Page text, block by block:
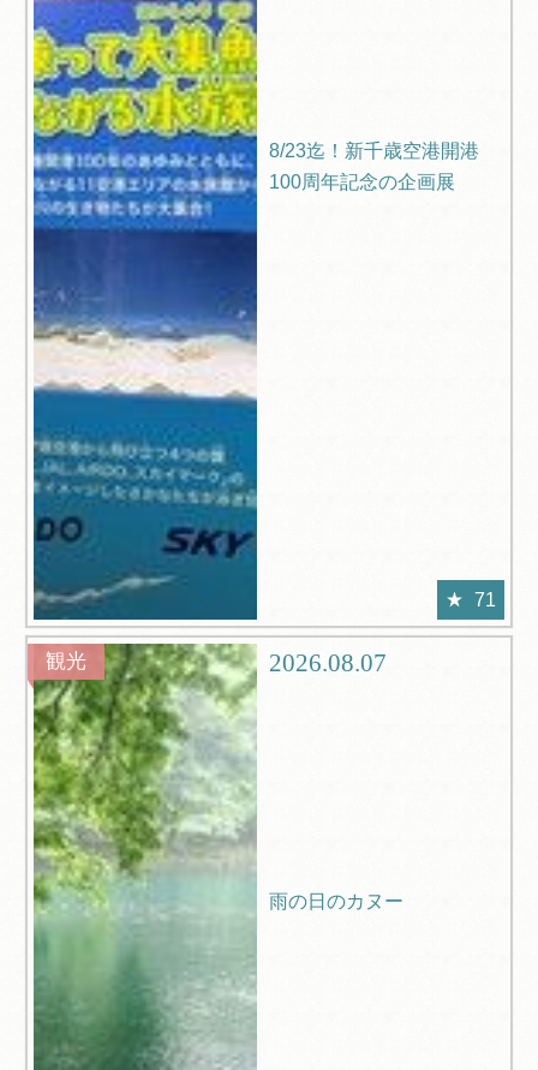
8/23迄！新千歳空港開港
100周年記念の企画展
71
観光 2026.08.07
雨の日のカヌー